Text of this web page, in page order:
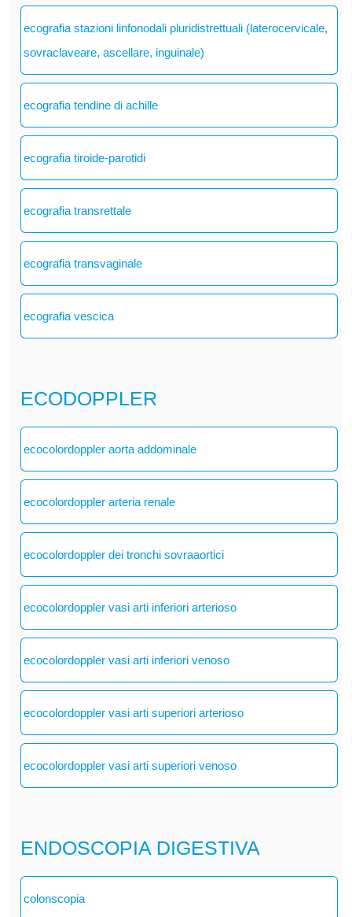
ecografia stazioni linfonodali pluridistrettuali (laterocervicale,
sovraclaveare, ascellare, inguinale)
ecografia tendine di achille
ecografia tiroide-parotidi
ecografia transrettale
ecografia transvaginale
ecografia vescica
ECODOPPLER
ecocolordoppler aorta addominale
ecocolordoppler arteria renale
ecocolordoppler dei tronchi sovraaortici
ecocolordoppler vasi arti inferiori arterioso
ecocolordoppler vasi arti inferiori venoso
ecocolordoppler vasi arti superiori arterioso
ecocolordoppler vasi arti superiori venoso
ENDOSCOPIA DIGESTIVA
colonscopia